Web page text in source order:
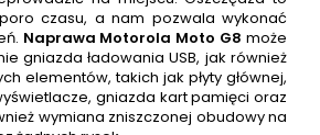
czasu, a nam pozwala wykonać
Naprawa Motorola Moto G8 może
gniazda ładowania USB, jak również
elementów, takich jak płyty głównej,
gniazda kart pamięci oraz
wymiana zniszczonej obudowy na